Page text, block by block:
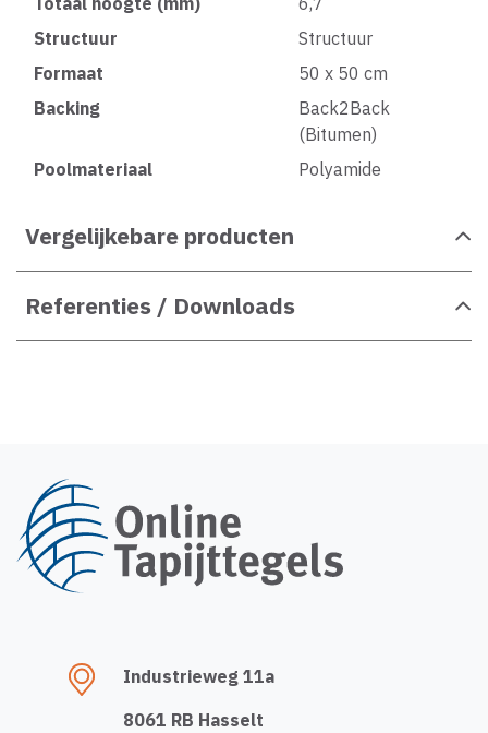
Structuur
Structuur
Formaat
50 x 50 cm
Backing
Back2Back
(Bitumen)
Poolmateriaal
Polyamide
Vergelijkebare producten
Referenties / Downloads
Industrieweg 11a
8061 RB Hasselt